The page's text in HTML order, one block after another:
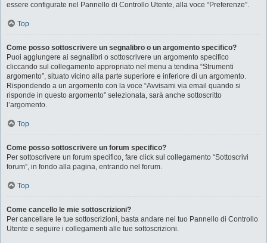
essere configurate nel Pannello di Controllo Utente, alla voce “Preferenze”.
Top
Come posso sottoscrivere un segnalibro o un argomento specifico?
Puoi aggiungere ai segnalibri o sottoscrivere un argomento specifico
cliccando sul collegamento appropriato nel menu a tendina “Strumenti
argomento”, situato vicino alla parte superiore e inferiore di un argomento.
Rispondendo a un argomento con la voce “Avvisami via email quando si
risponde in questo argomento” selezionata, sarà anche sottoscritto
l’argomento.
Top
Come posso sottoscrivere un forum specifico?
Per sottoscrivere un forum specifico, fare click sul collegamento “Sottoscrivi
forum”, in fondo alla pagina, entrando nel forum.
Top
Come cancello le mie sottoscrizioni?
Per cancellare le tue sottoscrizioni, basta andare nel tuo Pannello di Controllo
Utente e seguire i collegamenti alle tue sottoscrizioni.